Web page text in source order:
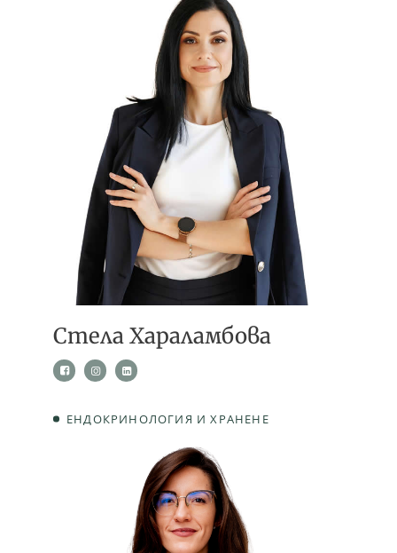
Стела Хараламбова
ЕНДОКРИНОЛОГИЯ И ХРАНЕНЕ